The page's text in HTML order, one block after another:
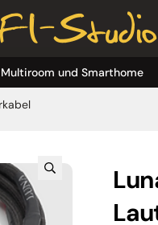
Multiroom und Smarthome